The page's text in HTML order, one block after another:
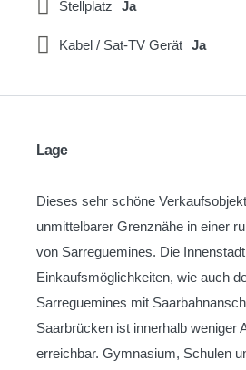
Stellplatz Ja
Kabel / Sat-TV Gerät Ja
Lage
Dieses sehr schöne
unmittelbarer Grenznähe in einer
von Sarreguemines. Die
Einkaufsmöglichkeiten, wie auch
Sarreguemines mit
Saarbrücken ist innerhalb weniger
erreichbar. Gymnasium, Schulen